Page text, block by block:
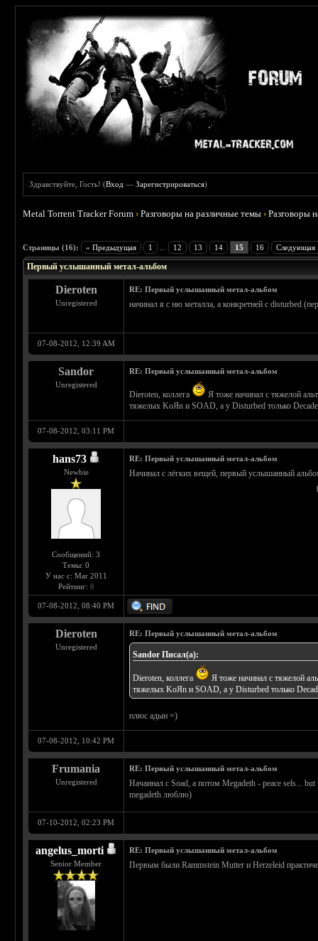
Здравствуйте, Гость! (Вход —Зарегистрироваться)
Metal Torrent Tracker Forum ›Разговоры на различные темы ›Разговоры
Страницы (16): « Предыдущая 1 12 13 14 15 16 Следующая
Первый услышанный метал-альбом
Dieroten
Unregistered
RE: Первый услышанный метал-альбом
начинал я с ню металла, а конкретней с disturbed
07-08-2012, 12:39 AM
Sandor
Unregistered
RE: Первый услышанный метал-альбом
Dieroten, коллега
Я тоже начинал с тяжелой
тяжелых KoЯn и SOAD, а у Disturbed только
07-08-2012, 03:11 PM
hans73
Newbie
Сообщений: 3
Темы: 0
У нас с: Mar 2011
Рейтинг: 0
RE: Первый услышанный метал-альбом
Начинал с лёгких вещей, первый услышанный
07-08-2012, 08:40 PM
Dieroten
Unregistered
RE: Первый услышанный метал-альбом
Sandor Писал(а):
Dieroten, коллега
Я тоже начинал с тяжелой
тяжелых KoЯn и SOAD, а у Disturbed только
плюс адын =)
07-08-2012, 10:42 PM
Frumania
Unregistered
RE: Первый услышанный метал-альбом
Начаинал с Soad, а потом Megadeth - peace sels...
megadeth люблю)
07-10-2012, 02:23 PM
angelus_morti
Senior Member
RE: Первый услышанный метал-альбом
Первым были Rammstein Mutter и Herzeleid